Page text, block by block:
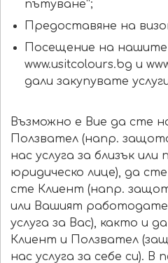
пътуване“;
Предоставяне на
Посещение на нашите
www.usitcolours.bg и
дали закупувате
Възможно е Вие да сте
Ползвател (напр.
нас услуга за близък
юридическо лице), да
сте Клиент (напр.
или Вашият
услуга за Вас), както и
Клиент и Ползвател
нас услуга за себе си). В